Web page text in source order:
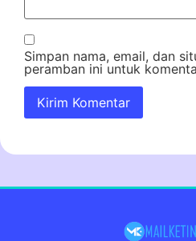
Simpan nama, email, dan
peramban ini untuk